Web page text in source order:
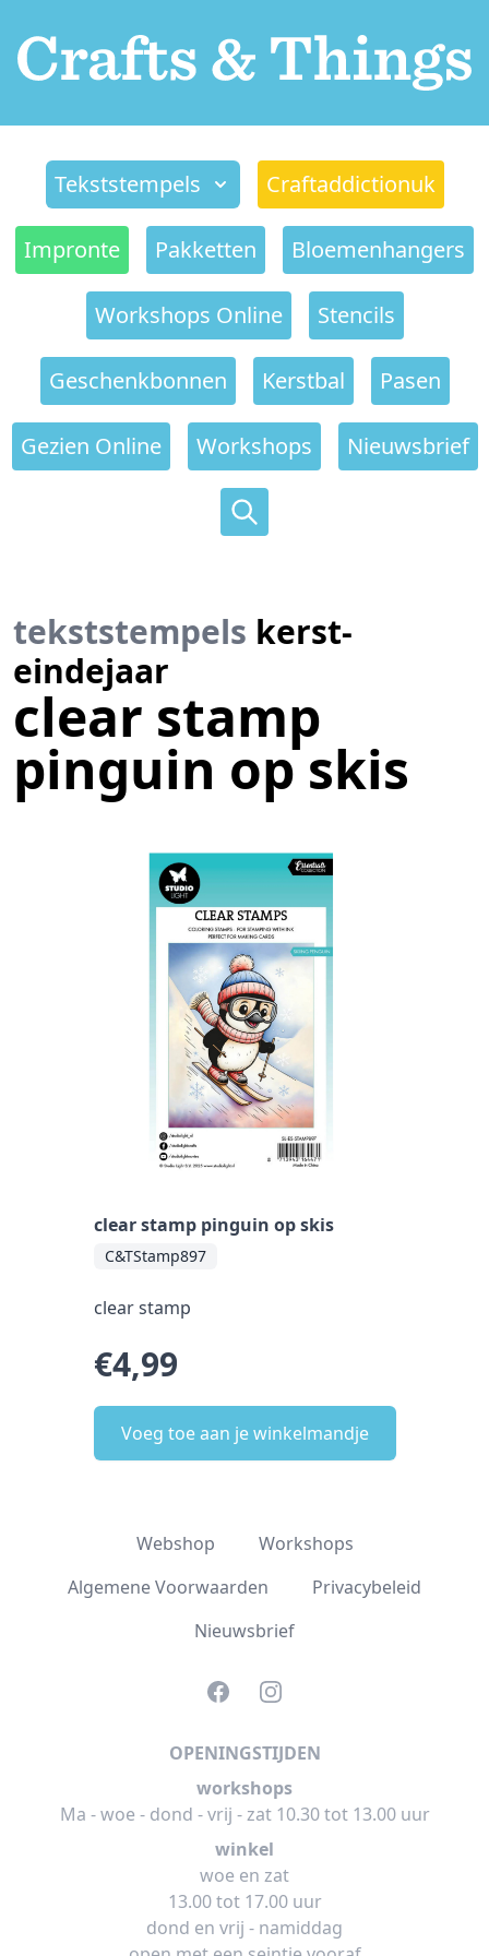
Tekststempels Craftaddictionuk
Impronte Pakketten Bloemenhangers
Workshops Online Stencils
Geschenkbonnen Kerstbal Pasen
Gezien Online Workshops Nieuwsbrief
tekststempels kerst-
eindejaar
clear stamp
pinguin op skis
clear stamp pinguin op skis
C&TStamp897
clear stamp
€4,99
Voeg toe aan je winkelmandje
Webshop
Workshops
Algemene Voorwaarden
Privacybeleid
Nieuwsbrief
FacebookInstagram
OPENINGSTIJDEN
workshops
Ma - woe - dond - vrij - zat 10.30 tot 13.00 uur
winkel
woe en zat
13.00 tot 17.00 uur
dond en vrij - namiddag